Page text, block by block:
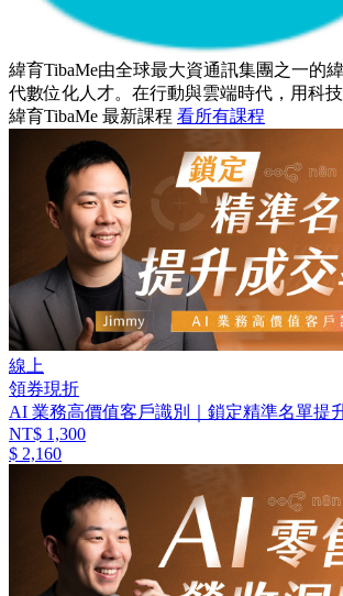
緯育TibaMe由全球最大資通訊集團之一的
代數位化人才。在行動與雲端時代，用科
緯育TibaMe 最新課程 看所有課程
線上
領券現折
AI 業務高價值客戶識別｜鎖定精準名單提
NT$ 1,300
$ 2,160